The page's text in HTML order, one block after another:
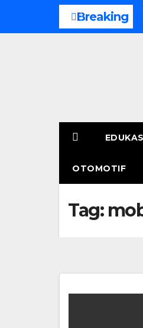
Breaking
OTOMOTIF
Tag: